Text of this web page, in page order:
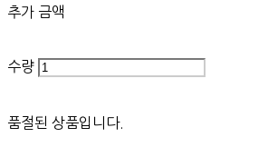
추가 금액
수량
품절된 상품입니다.